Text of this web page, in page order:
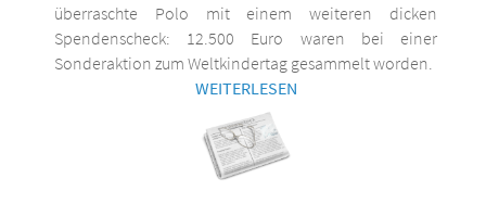
überraschte Polo mit einem weiteren dicken
Spendenscheck: 12.500 Euro waren bei einer
Sonderaktion zum Weltkindertag gesammelt worden.
WEITERLESEN